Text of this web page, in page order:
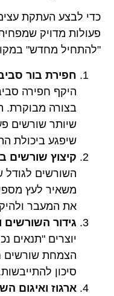
כדי לבצע העתקת
פעולות מדויק
"להתחיל מחדש"
חפירת בור
היקף חפירה
בצורה מבוקרת.
שיותר שורשים
שיפגע ביכולת
קיצוץ שורשים
השורשים לגודל
משאיר לעץ
את המעבר
גידור השורשים
יוצרים "תנאים
הצמחת שורשים
סיכון
ארגוז ואיגום